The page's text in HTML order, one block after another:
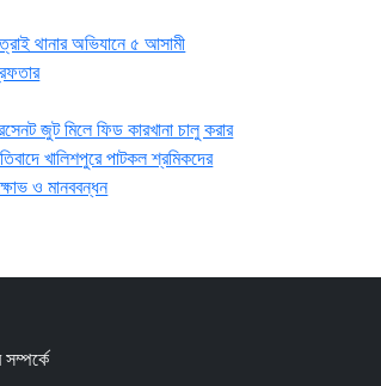
থানার অভিযানে ৫ আসামী
জুট মিলে ফিড কারখানা চালু করার
খালিশপুরে পাটকল শ্রমিকদের
ও মানববন্ধন